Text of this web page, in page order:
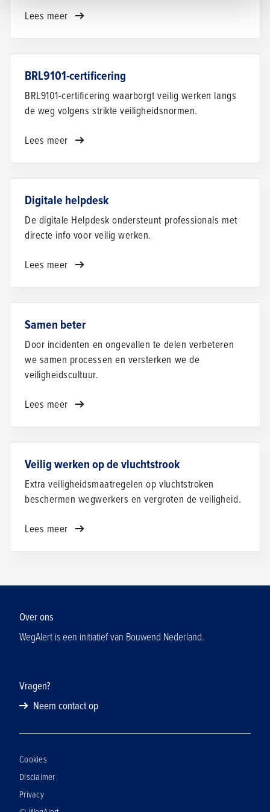
Lees meer
BRL9101-certificering
BRL9101-certificering waarborgt veilig werken langs
de weg volgens strikte veiligheidsnormen.
Lees meer
Digitale helpdesk
De digitale Helpdesk ondersteunt professionals met
directe info voor veilig werken.
Lees meer
Samen beter
Door incidenten en ongevallen te delen verbeteren
we samen processen en versterken we de
veiligheidscultuur.
Lees meer
Veilig werken op de vluchtstrook
Extra veiligheidsmaatregelen op vluchtstroken
beschermen wegwerkers en vergroten de veiligheid.
Lees meer
Over ons
WegAlert is een initiatief van Bouwend Nederland.
Vragen?
Neem contact op
Cookies
Disclaimer
Privacy